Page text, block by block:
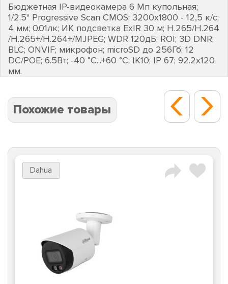
Бюджетная IP-видеокамера 6 Мп купольная;
1/2.5" Progressive Scan CMOS; 3200х1800 - 12,5 к/с;
4 мм; 0.01лк; ИК подсветка EхIR 30 м; H.265/H.264
/H.265+/H.264+/MJPEG; WDR 120дБ; ROI; 3D DNR;
BLC; ONVIF; микрофон; microSD до 256Гб; 12
DC/POE; 6.5Вт; -40 °C...+60 °C; IK10; IP 67; 92.2х120
мм.
Похожие товары
Dahua